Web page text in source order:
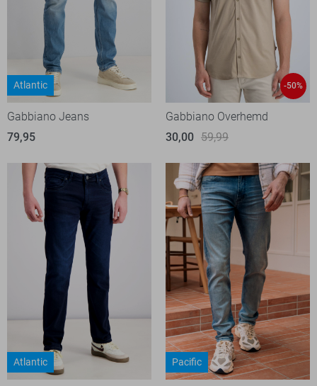
Atlantic
Gabbiano Jeans
79,95
-50%
Gabbiano Overhemd
30,00 59,99
Atlantic Pacific